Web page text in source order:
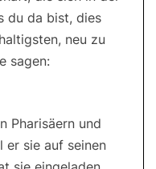
du da bist, dies
neu zu
sagen:
Pharisäern und
er sie auf seinen